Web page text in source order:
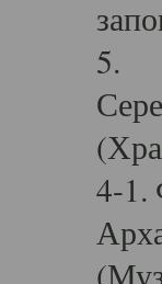
5.
4-1.